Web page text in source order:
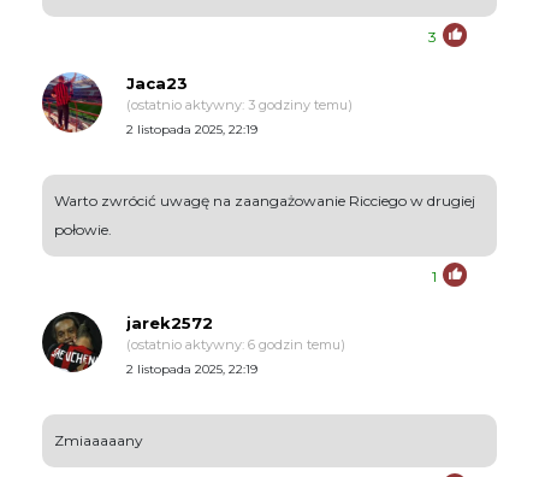
3
Jaca23
(ostatnio aktywny: 3 godziny temu)
2 listopada 2025, 22:19
Warto zwrócić uwagę na zaangażowanie Ricciego w drugiej
połowie.
1
jarek2572
(ostatnio aktywny: 6 godzin temu)
2 listopada 2025, 22:19
Zmiaaaaany